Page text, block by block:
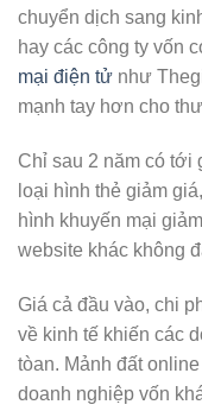
chuyển dịch sang
hay các công ty vốn
mại điện tử như
mạnh tay hơn cho
Chỉ sau 2 năm có tới
loại hình thẻ giảm
hình khuyến mại
website khác không
Giá cả đầu vào, chi
về kinh tế khiến các
tòan. Mảnh đất
doanh nghiệp vốn